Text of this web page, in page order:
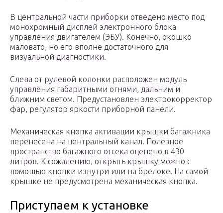
В центральной части приборки отведено место под
монохромный дисплей электронного блока
управления двигателем (ЭБУ). Конечно, окошко
маловато, но его вполне достаточного для
визуальной диагностики.
Слева от рулевой колонки расположен модуль
управления габаритными огнями, дальним и
ближним светом. Предустановлен электрокорректор
фар, регулятор яркости приборной панели.
Механическая кнопка активации крышки багажника
перенесена на центральный канал. Полезное
пространство багажного отсека оценено в 430
литров. К сожалению, открыть крышку можно с
помощью кнопки изнутри или на брелоке. На самой
крышке не предусмотрена механическая кнопка.
Приступаем к установке